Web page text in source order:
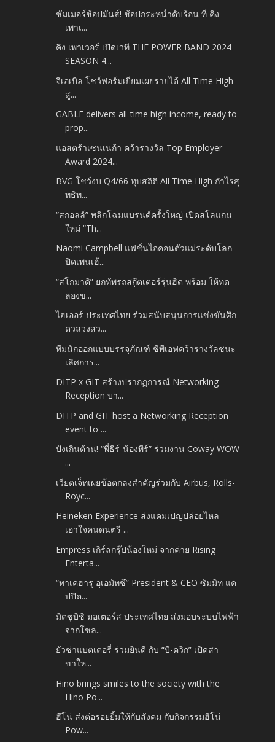
ซัมเมอร์ช้อปมันส์! ช้อปกระหน่ำดับร้อน ที่ คิง
เพาเ...
คิง เพาเวอร์ เปิดเวที THE POWER BAND 2024
SEASON 4...
จีเอเบิล โชว์ฟอร์มเยี่ยมเผยรายได้ All Time High
สู...
GABLE delivers all-time high income, ready to
prop...
แอสตร้าเซนเนก้า คว้ารางวัล Top Employer
Award 2024...
BVG โชว์งบ Q4/66 ทุบสถิติ All Time High กำไรสุ
ทธิท...
“สกอลล์” พลิกโฉมแบรนด์ครั้งใหญ่ เปิดสโลแกน
ใหม่ “Th...
Naomi Campbell แฟชั่นไอคอนตัวแม่ระดับโลก
ปิดเพนเฮ้...
“สโกมาดิ” ยกทัพรถสกู๊ตเตอร์รุ่นฮิต พร้อม ให้ทด
ลองข...
ไฮเออร์ ประเทศไทย ร่วมสนับสนุนการแข่งขันศึก
ดวลวงสว...
ทีมนักออกแบบบรรจุภัณฑ์ ซีพีเอฟคว้ารางวัลชนะ
เลิศการ...
DITP x GIT สร้างปรากฏการณ์ Networking
Reception บา...
DITP and GIT host a Networking Reception
event to ...
ปังเกินต้าน! “พี่ธีร์-น้องพีร์” ร่วมงาน Coway WOW
...
เวียตเจ็ทเผยข้อตกลงสำคัญร่วมกับ Airbus, Rolls-
Royc...
Heineken Experience ส่งแคมเปญปล่อยไหล
เอาใจคนดนตรี ...
Empress เกิร์ลกรุ๊ปน้องใหม่ จากค่าย Rising
Enterta...
“ทาเคฮารุ อุเอมัทซึ” President & CEO ซัมมิท แค
ปปิต...
มิตซูบิชิ มอเตอร์ส ประเทศไทย ส่งมอบระบบไฟฟ้า
จากโซล...
ยัวซ่าแบตเตอรี่ ร่วมยินดี กับ “บี-ควิก” เปิดสา
ขาให...
Hino brings smiles to the society with the
Hino Po...
ฮีโน่ ส่งต่อรอยยิ้มให้กับสังคม กับกิจกรรมฮีโน่
Pow...